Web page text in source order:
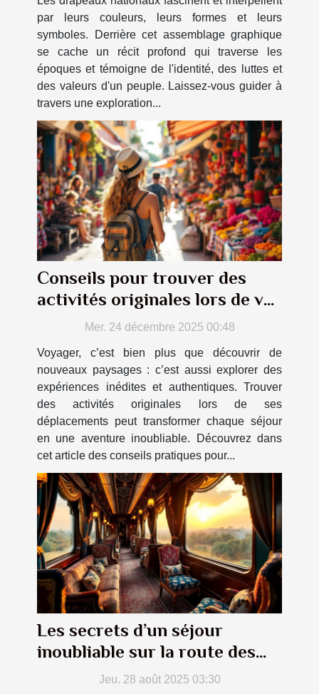
par leurs couleurs, leurs formes et leurs
symboles. Derrière cet assemblage graphique
se cache un récit profond qui traverse les
époques et témoigne de l'identité, des luttes et
des valeurs d'un peuple. Laissez-vous guider à
travers une exploration...
Conseils pour trouver des
activités originales lors de vos
voyages ?Mer. 24 décembre 2025 00:48
Voyager, c’est bien plus que découvrir de
nouveaux paysages : c’est aussi explorer des
expériences inédites et authentiques. Trouver
des activités originales lors de ses
déplacements peut transformer chaque séjour
en une aventure inoubliable. Découvrez dans
cet article des conseils pratiques pour...
Les secrets d’un séjour
inoubliable sur la route des
MaharadjasJeu. 28 août 2025 03:30